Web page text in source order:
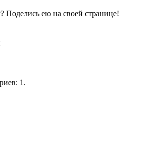
Поделись ею на своей странице!
1 .